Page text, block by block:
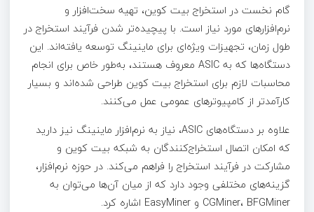
گام نخست در استخراج بیت کوین، تهیه سخت‌افزار و
نرم‌افزارهای مورد نیاز است. با پیچیده‌تر شدن فرآیند استخراج در
طول زمان، تجهیزات ویژه‌ای برای ماینینگ توسعه یافته‌اند. این
دستگاه‌ها که به ASIC معروف هستند، به‌طور خاص برای انجام
محاسبات لازم برای استخراج بیت کوین طراحی شده‌اند و بسیار
کارآمدتر از کامپیوترهای عمومی عمل می‌کنند.
علاوه بر دستگاه‌های ASIC، نیاز به نرم‌افزار ماینینگ نیز دارید
که امکان اتصال استخراج‌کنندگان به شبکه بیت کوین و
مشارکت در فرآیند استخراج را فراهم می‌کند. در حوزه نرم‌افزار،
گزینه‌های مختلفی وجود دارد که از میان آن‌ها می‌توان به
CGMiner، BFGMiner و EasyMiner اشاره کرد.